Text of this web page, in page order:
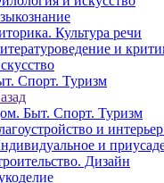
Культура речи
и
Спорт. Туризм
Быт. Спорт. Туризм
и
и
Дизайн